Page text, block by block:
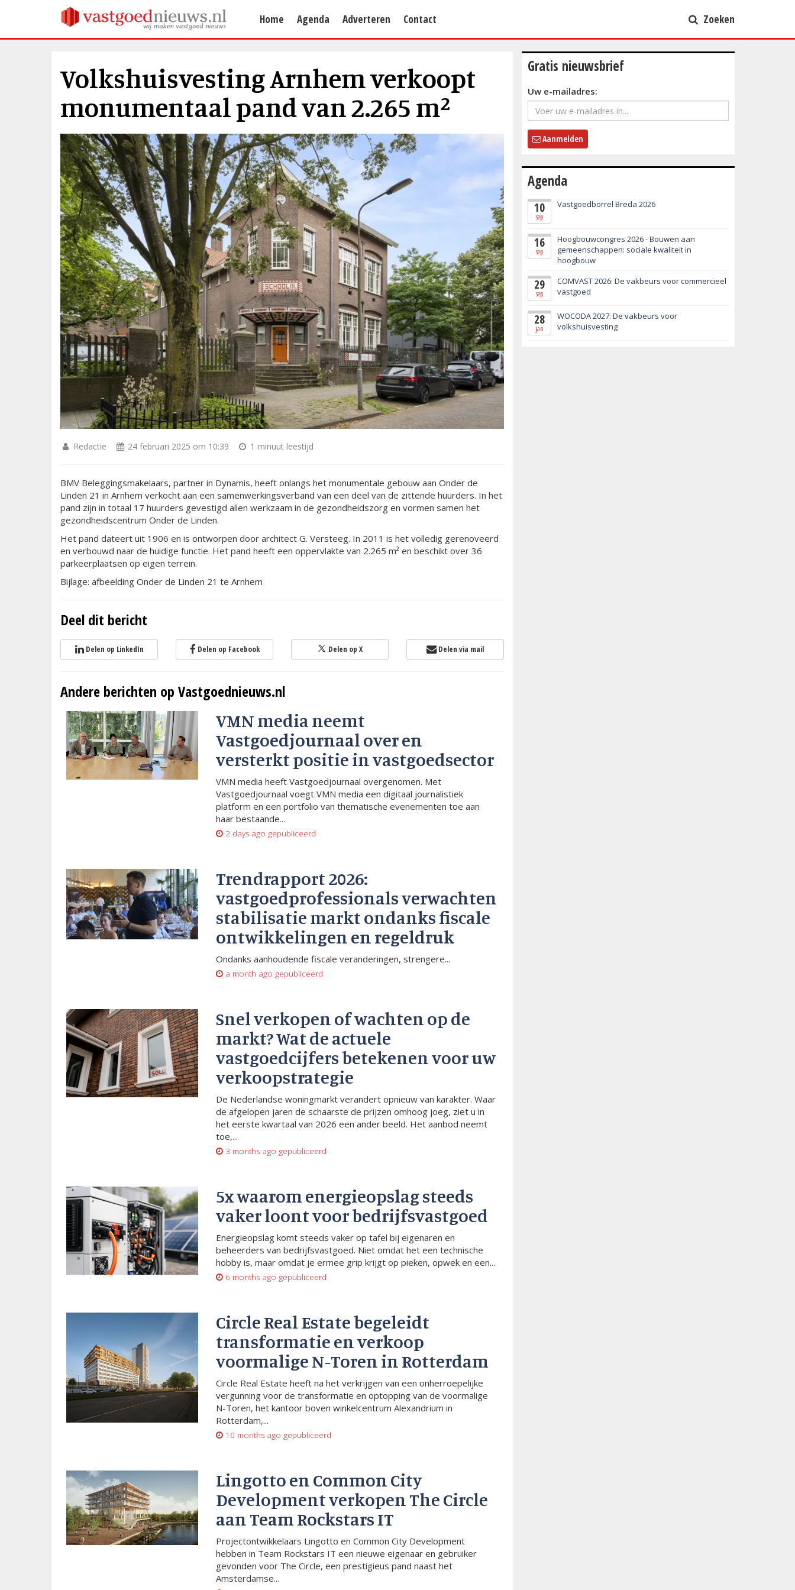
Home Agenda Adverteren Contact Zoeken
Volkshuisvesting Arnhem verkoopt
monumentaal pand van 2.265 m²
Redactie 24 februari 2025 om 10:39 1 minuut leestijd
BMV Beleggingsmakelaars, partner in Dynamis, heeft onlangs het monumentale gebouw aan Onder de
Linden 21 in Arnhem verkocht aan een samenwerkingsverband van een deel van de zittende huurders. In het
pand zijn in totaal 17 huurders gevestigd allen werkzaam in de gezondheidszorg en vormen samen het
gezondheidscentrum Onder de Linden.
Het pand dateert uit 1906 en is ontworpen door architect G. Versteeg. In 2011 is het volledig gerenoveerd
en verbouwd naar de huidige functie. Het pand heeft een oppervlakte van 2.265 m² en beschikt over 36
parkeerplaatsen op eigen terrein.
Bijlage: afbeelding Onder de Linden 21 te Arnhem
Deel dit bericht
Delen op LinkedIn Delen op Facebook Delen op X Delen via mail
Andere berichten op Vastgoednieuws.nl
VMN media neemt
Vastgoedjournaal over en
versterkt positie in vastgoedsector
VMN media heeft Vastgoedjournaal overgenomen. Met
Vastgoedjournaal voegt VMN media een digitaal journalistiek
platform en een portfolio van thematische evenementen toe aan
haar bestaande...
2 days ago gepubliceerd
Trendrapport 2026:
vastgoedprofessionals verwachten
stabilisatie markt ondanks fiscale
ontwikkelingen en regeldruk
Ondanks aanhoudende fiscale veranderingen, strengere...
a month ago gepubliceerd
Snel verkopen of wachten op de
markt? Wat de actuele
vastgoedcijfers betekenen voor uw
verkoopstrategie
De Nederlandse woningmarkt verandert opnieuw van karakter. Waar
de afgelopen jaren de schaarste de prijzen omhoog joeg, ziet u in
het eerste kwartaal van 2026 een ander beeld. Het aanbod neemt
toe,...
3 months ago gepubliceerd
5x waarom energieopslag steeds
vaker loont voor bedrijfsvastgoed
Energieopslag komt steeds vaker op tafel bij eigenaren en
beheerders van bedrijfsvastgoed. Niet omdat het een technische
hobby is, maar omdat je ermee grip krijgt op pieken, opwek en een...
6 months ago gepubliceerd
Circle Real Estate begeleidt
transformatie en verkoop
voormalige N-Toren in Rotterdam
Circle Real Estate heeft na het verkrijgen van een onherroepelijke
vergunning voor de transformatie en optopping van de voormalige
N-Toren, het kantoor boven winkelcentrum Alexandrium in
Rotterdam,...
10 months ago gepubliceerd
Lingotto en Common City
Development verkopen The Circle
aan Team Rockstars IT
Projectontwikkelaars Lingotto en Common City Development
hebben in Team Rockstars IT een nieuwe eigenaar en gebruiker
gevonden voor The Circle, een prestigieus pand naast het
Amsterdamse...
Gratis nieuwsbrief
Uw e-mailadres:
Aanmelden
Agenda
10
sep
Vastgoedborrel Breda 2026
16
sep
Hoogbouwcongres 2026 - Bouwen aan
gemeenschappen: sociale kwaliteit in
hoogbouw
29
sep
COMVAST 2026: De vakbeurs voor commercieel
vastgoed
28
jan
WOCODA 2027: De vakbeurs voor
volkshuisvesting